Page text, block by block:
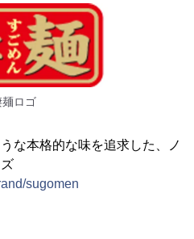
麺ロゴ
な本格的な味を追求した、ノ
sugomen